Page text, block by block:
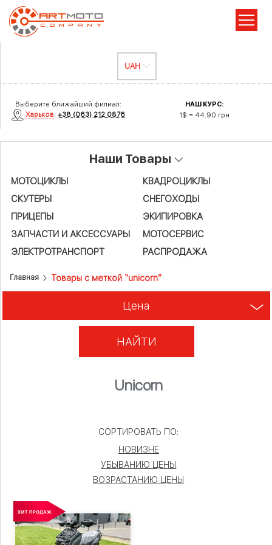
Выберите ближайший филиал:
Харьков:+38 (063) 212 0876
НАШ КУРС:
1$ = 44.90 грн
Наши Товары
МОТОЦИКЛЫ
КВАДРОЦИКЛЫ
СКУТЕРЫ
СНЕГОХОДЫ
ПРИЦЕПЫ
ЭКИПИРОВКА
ЗАПЧАСТИ И АКСЕСCУАРЫ
МОТОСЕРВИС
ЭЛЕКТРОТРАНСПОРТ
РАСПРОДАЖА
Главная Товары с меткой “unicorn”
Цена
НАЙТИ
Unicorn
СОРТИРОВАТЬ ПО:
НОВИЗНЕ
УБЫВАНИЮ ЦЕНЫ
ВОЗРАСТАНИЮ ЦЕНЫ